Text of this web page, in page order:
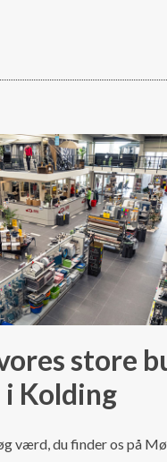
store
i Kolding
værd, du finder os på